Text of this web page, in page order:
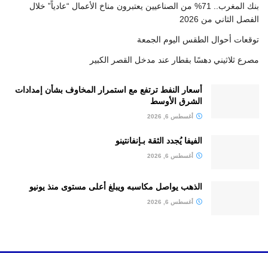
بنك المغرب.. 71% من الصناعيين يعتبرون مناخ الأعمال “عادياً” خلال
الفصل الثاني من 2026
توقعات أحوال الطقس اليوم الجمعة
مصرع ثلاثيني دهسًا بقطار عند مدخل القصر الكبير
أسعار النفط ترتفع مع استمرار المخاوف بشأن إمدادات
الشرق الأوسط
أغسطس 6, 2026
الفيفا يُجدد الثقة بـإنفانتينو
أغسطس 6, 2026
الذهب يواصل مكاسبه ويبلغ أعلى مستوى منذ يونيو
أغسطس 6, 2026